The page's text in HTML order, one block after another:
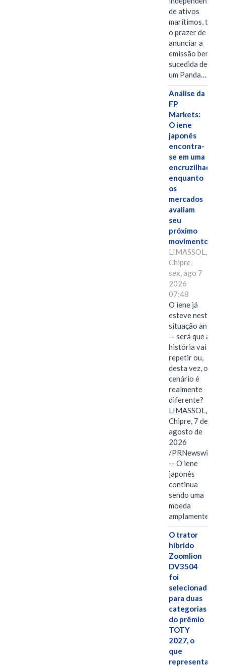
de ativos
marítimos, tem
o prazer de
anunciar a
emissão bem-
sucedida de
um Panda…
Análise da
FP
Markets:
O iene
japonês
encontra-
se em uma
encruzilhada
enquanto
os
mercados
avaliam
seu
próximo
movimento.
LIMASSOL,
Chipre,
sex, ago 7
2026
07:48
O iene já
esteve nesta
situação antes
— será que a
história vai se
repetir ou,
desta vez, o
cenário é
realmente
diferente?
LIMASSOL,
Chipre, 7 de
agosto de
2026
/PRNewswire/
-- O iene
japonês
continua
sendo uma
moeda
amplamente…
O trator
híbrido
Zoomlion
DV3504
foi
selecionado
para duas
categorias
do prêmio
TOTY
2027, o
que
representa